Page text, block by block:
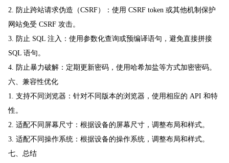
2. 防止跨站请求伪造（CSRF）：使用 CSRF token 或其他机制保护
网站免受 CSRF 攻击。
3. 防止 SQL 注入：使用参数化查询或预编译语句，避免直接拼接
SQL 语句。
4. 防止暴力破解：定期更新密码，使用哈希加盐等方式加密密码。
六、兼容性优化
1. 支持不同浏览器：针对不同版本的浏览器，使用相应的 API 和特
性。
2. 适配不同屏幕尺寸：根据设备的屏幕尺寸，调整布局和样式。
3. 适配不同操作系统：根据设备的操作系统，调整布局和样式。
七、总结